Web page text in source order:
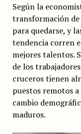
Según la
transformación de
para quedarse, y
tendencia corren
mejores talentos.
de los
cruceros tienen
puestos remotos
cambio
maduros.